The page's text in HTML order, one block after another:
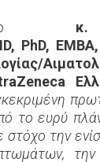
ο
, PhD, EMBA
το ευρύ
στόχο την